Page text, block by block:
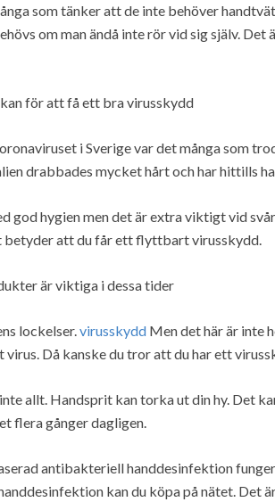
som tänker att de inte behöver
om man ändå inte rör vid sig själv.
för att få ett bra virusskydd
i Sverige var det många som
drabbades mycket hårt och har hittills
god hygien men det är extra viktigt vid
betyder att du får ett flyttbart virusskydd.
är viktiga i dessa tider
lockelser.virusskydd Men det här är inte
virus. Då kanske du tror att du har ett
allt. Handsprit kan torka ut din hy. Det
flera gånger dagligen.
antibakteriell handdesinfektion
kan du köpa på nätet. Det